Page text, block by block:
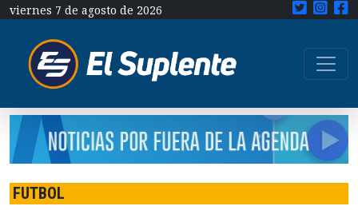
viernes 7 de agosto de 2026
FUTBOL